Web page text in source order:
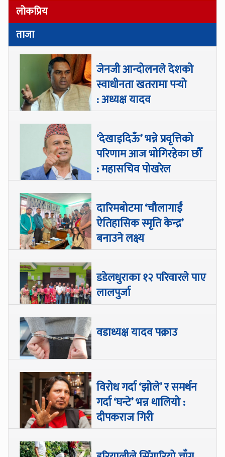
लोकप्रिय
ताजा
जेनजी आन्दोलनले देशको
स्वाधीनता खतरामा पर्‍यो
: अध्यक्ष यादव
‘देखाइदिऊँ’ भन्ने प्रवृत्तिको
परिणाम आज भोगिरहेका छौँ
: महासचिव पोखरेल
दारिमबोटमा ‘चौलागाईं
ऐतिहासिक स्मृति केन्द्र’
बनाउने लक्ष्य
डडेलधुराका १२ परिवारले पाए
लालपुर्जा
वडाध्यक्ष यादव पक्राउ
विरोध गर्दा ‘झोले’ र समर्थन
गर्दा ‘घन्टे’ भन्न थालियो :
दीपकराज गिरी